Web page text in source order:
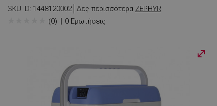
SKU ID: 1448120002 Δες περισσότερα ZEPHYR
(0) 0 Ερωτήσεις